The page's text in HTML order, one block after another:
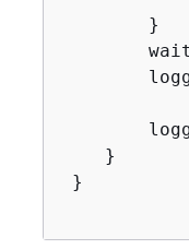
        }
    }
}